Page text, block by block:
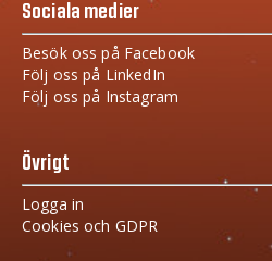
Sociala medier
Besök oss på Facebook
Följ oss på LinkedIn
Följ oss på Instagram
Övrigt
Logga in
Cookies och GDPR